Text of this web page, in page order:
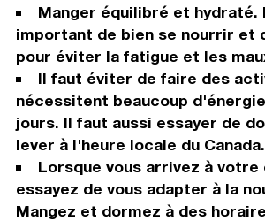
Manger équilibré et hydraté.
important de bien se nourrir et
pour éviter la fatigue et les
Il faut éviter de faire des
nécessitent beaucoup
jours. Il faut aussi essayer de
lever à l'heure locale du Canada.
Lorsque vous arrivez à votre
essayez de vous adapter à la
Mangez et dormez à des